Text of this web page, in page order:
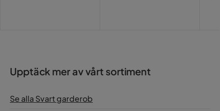
Upptäck mer av vårt sortiment
Se alla Svart garderob